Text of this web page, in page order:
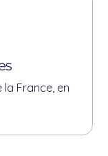
France, en